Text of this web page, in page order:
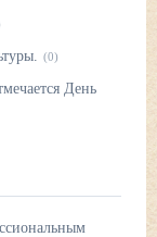
(0)
День